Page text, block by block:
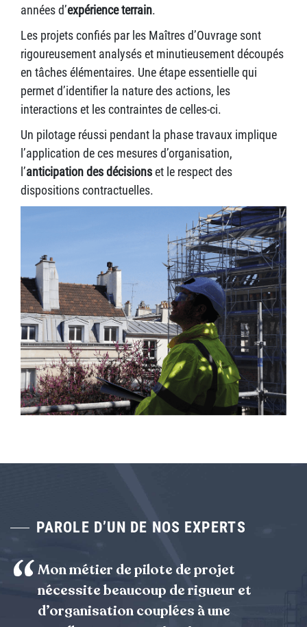
années d’expérience terrain.
Les projets confiés par les Maîtres d’Ouvrage sont
rigoureusement analysés et minutieusement découpés
en tâches élémentaires. Une étape essentielle qui
permet d’identifier la nature des actions, les
interactions et les contraintes de celles-ci.
Un pilotage réussi pendant la phase travaux implique
l’application de ces mesures d’organisation,
l’anticipation des décisionset le respect des
dispositions contractuelles.
PAROLE D’UN DE NOS EXPERTS
Mon métier de pilote de projet
nécessite beaucoup de rigueur et
d’organisation couplées à une